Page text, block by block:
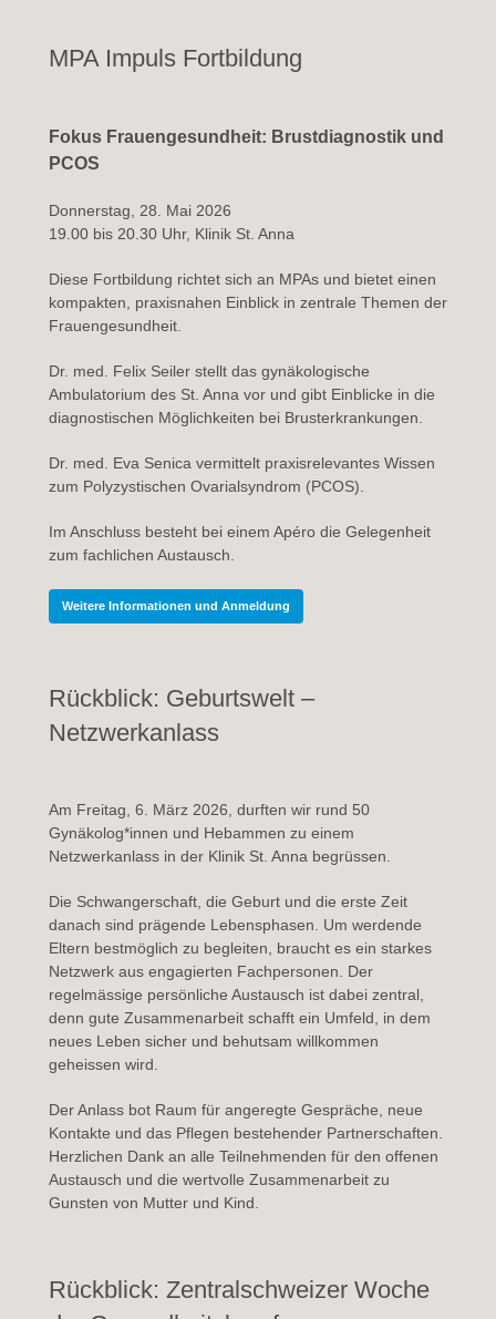
MPA Impuls Fortbildung
Fokus Frauengesundheit: Brustdiagnostik und
PCOS
Donnerstag, 28. Mai 2026
19.00 bis 20.30 Uhr, Klinik St. Anna
Diese Fortbildung richtet sich an MPAs und bietet einen
kompakten, praxisnahen Einblick in zentrale Themen der
Frauengesundheit.
Dr. med. Felix Seiler stellt das gynäkologische
Ambulatorium des St. Anna vor und gibt Einblicke in die
diagnostischen Möglichkeiten bei Brusterkrankungen.
Dr. med. Eva Senica vermittelt praxisrelevantes Wissen
zum Polyzystischen Ovarialsyndrom (PCOS).
Im Anschluss besteht bei einem Apéro die Gelegenheit
zum fachlichen Austausch.
Weitere Informationen und Anmeldung
Rückblick: Geburtswelt –
Netzwerkanlass
Am Freitag, 6. März 2026, durften wir rund 50
Gynäkolog*innen und Hebammen zu einem
Netzwerkanlass in der Klinik St. Anna begrüssen.
Die Schwangerschaft, die Geburt und die erste Zeit
danach sind prägende Lebensphasen. Um werdende
Eltern bestmöglich zu begleiten, braucht es ein starkes
Netzwerk aus engagierten Fachpersonen. Der
regelmässige persönliche Austausch ist dabei zentral,
denn gute Zusammenarbeit schafft ein Umfeld, in dem
neues Leben sicher und behutsam willkommen
geheissen wird.
Der Anlass bot Raum für angeregte Gespräche, neue
Kontakte und das Pflegen bestehender Partnerschaften.
Herzlichen Dank an alle Teilnehmenden für den offenen
Austausch und die wertvolle Zusammenarbeit zu
Gunsten von Mutter und Kind.
Rückblick: Zentralschweizer Woche